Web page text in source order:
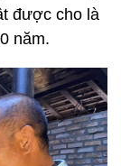
được cho là
năm.